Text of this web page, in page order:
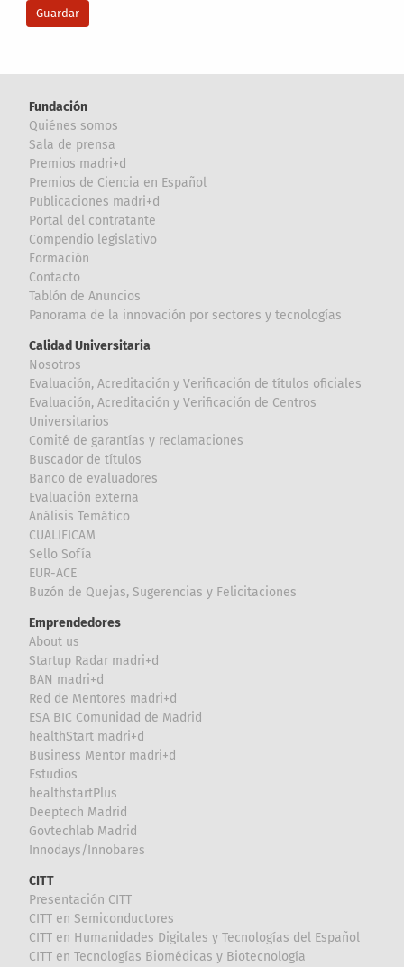
Fundación
Quiénes somos
Sala de prensa
Premios madri+d
Premios de Ciencia en Español
Publicaciones madri+d
Portal del contratante
Compendio legislativo
Formación
Contacto
Tablón de Anuncios
Panorama de la innovación por sectores y tecnologías
Calidad Universitaria
Nosotros
Evaluación, Acreditación y Verificación de títulos oficiales
Evaluación, Acreditación y Verificación de Centros
Universitarios
Comité de garantías y reclamaciones
Buscador de títulos
Banco de evaluadores
Evaluación externa
Análisis Temático
CUALIFICAM
Sello Sofía
EUR-ACE
Buzón de Quejas, Sugerencias y Felicitaciones
Emprendedores
About us
Startup Radar madri+d
BAN madri+d
Red de Mentores madri+d
ESA BIC Comunidad de Madrid
healthStart madri+d
Business Mentor madri+d
Estudios
healthstartPlus
Deeptech Madrid
Govtechlab Madrid
Innodays/Innobares
CITT
Presentación CITT
CITT en Semiconductores
CITT en Humanidades Digitales y Tecnologías del Español
CITT en Tecnologías Biomédicas y Biotecnología